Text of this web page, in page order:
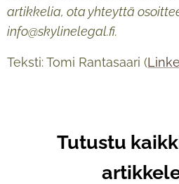
artikkelia, ota yhteyttä
info@skylinelegal.fi.
Teksti: Tomi Rantasaari (
Tutustu